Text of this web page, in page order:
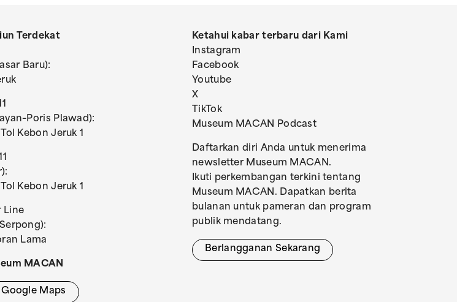
Terdekat
Baru):
Plawad):
Kebon Jeruk 1
Kebon Jeruk 1
Line
Lama
MACAN
Maps
Ketahui kabar terbaru dari Kami
Instagram
Facebook
Youtube
X
TikTok
Museum MACAN Podcast
Daftarkan diri Anda untuk menerima
newsletter Museum MACAN.
Ikuti perkembangan terkini tentang
Museum MACAN. Dapatkan berita
bulanan untuk pameran dan program
publik mendatang.
Berlangganan Sekarang